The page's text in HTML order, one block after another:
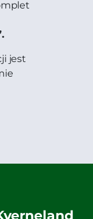
jest